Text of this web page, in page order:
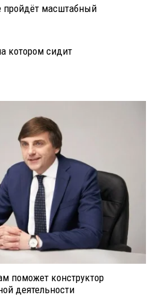
пройдёт масштабный
котором сидит
поможет конструктор
деятельности